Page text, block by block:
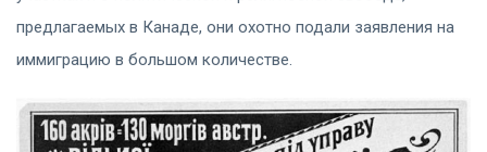
предлагаемых в Канаде, они охотно подали заявления на
иммиграцию в большом количестве.